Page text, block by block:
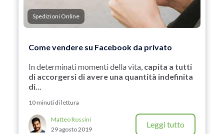
Spedizioni Online
Come vendere su Facebook da privato
In determinati momenti della vita, capita a tutti
di accorgersi di avere una quantità indefinita
di...
10 minuti di lettura
Matteo Rossini
29 agosto 2019
Leggi tutto